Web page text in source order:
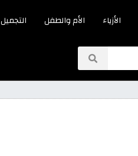
الأزياء الأم والطفل التجميل